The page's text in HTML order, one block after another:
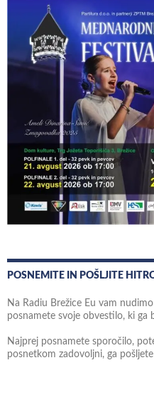
POSNEMITE IN POŠLJITE
Na Radiu Brežice Eu vam
posnamete svoje obvestilo, ki ga
Najprej posnamete sporočilo,
posnetkom zadovoljni, ga